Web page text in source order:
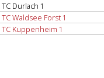
TC Durlach 1
TC Waldsee Forst 1
TC Kuppenheim 1